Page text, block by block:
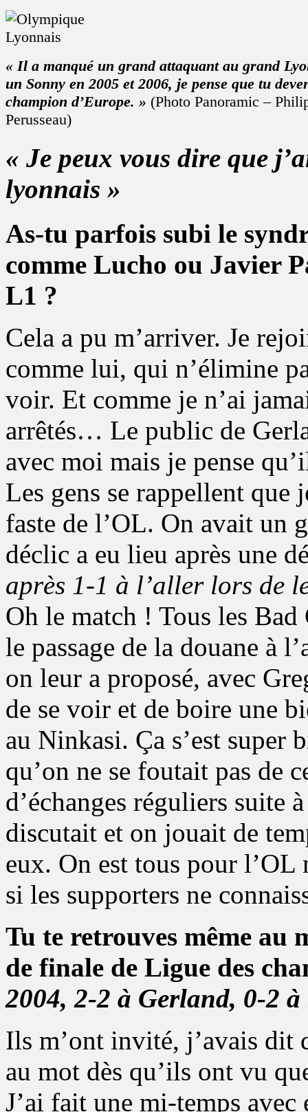
« Il a manqué un grand attaquant au grand
un Sonny en 2005 et 2006, je pense que tu
champion d’Europe. » (Photo Panoramic –
Perusseau)
« Je peux vous dire que
lyonnais »
As-tu parfois subi le
comme Lucho ou Javier
L1 ?
Cela a pu m’arriver. Je
comme lui, qui n’élimine
voir. Et comme je n’ai
arrêtés… Le public de
avec moi mais je pense
Les gens se rappellent que
faste de l’OL. On avait un
déclic a eu lieu après une
après 1-1 à l’aller lors de
Oh le match ! Tous les
le passage de la douane à
on leur a proposé, avec
de se voir et de boire une
au Ninkasi. Ça s’est super
qu’on ne se foutait pas de
d’échanges réguliers suite
discutait et on jouait de
eux. On est tous pour
si les supporters ne
Tu te retrouves même
de finale de Ligue des
2004, 2-2 à Gerland, 0-2
Ils m’ont invité, j’avais dit
au mot dès qu’ils ont vu
J’ai fait une mi-temps